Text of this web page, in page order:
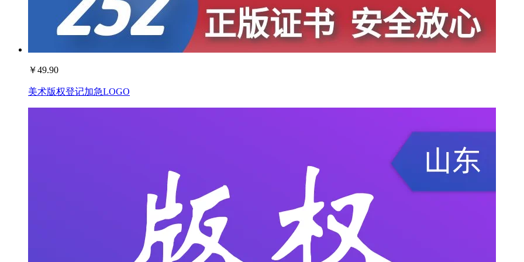
￥49.90
美术版权登记加急LOGO